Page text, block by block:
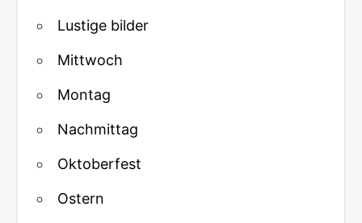
Lustige bilder
Mittwoch
Montag
Nachmittag
Oktoberfest
Ostern